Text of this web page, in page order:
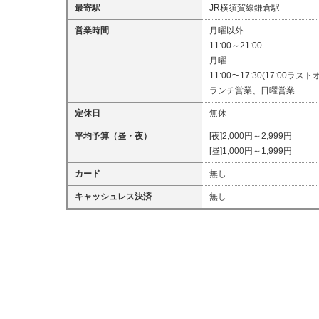
最寄駅 JR横須賀線鎌倉駅
営業時間
月曜以外
11:00～21:00
月曜
11:00〜17:30(17:00ラスト
ランチ営業、日曜営業
定休日 無休
平均予算（昼・夜）
[夜]2,000円～2,999円
[昼]1,000円～1,999円
カード 無し
キャッシュレス決済 無し